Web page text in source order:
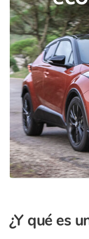
¿Y qué es